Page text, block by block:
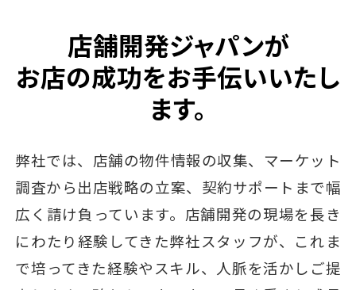
店舗開発ジャパンが
お店の成功をお手伝いいたし
ます。
弊社では、店舗の物件情報の収集、マーケット
調査から出店戦略の立案、契約サポートまで幅
広く請け負っています。店舗開発の現場を長き
にわたり経験してきた弊社スタッフが、これま
で培ってきた経験やスキル、人脈を活かしご提